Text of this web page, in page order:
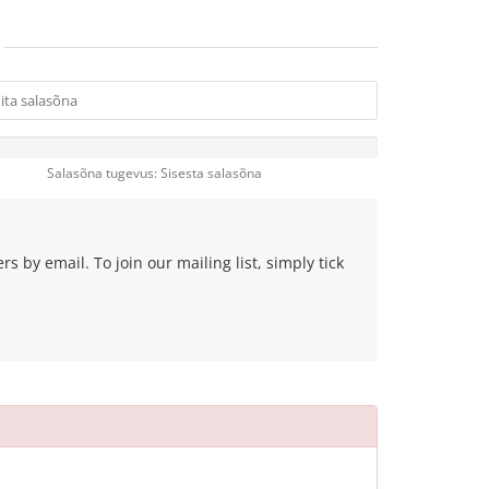
Salasõna tugevus: Sisesta salasõna
by email. To join our mailing list, simply tick